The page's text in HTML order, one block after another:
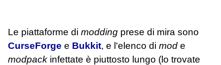
Le piattaforme di modding prese di mira sono
CurseForge e Bukkit, e l'elenco di mod e
modpack infettate è piuttosto lungo (lo trovate